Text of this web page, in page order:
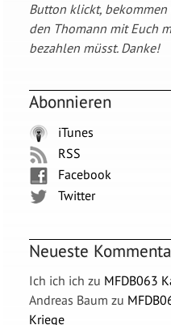
Button klickt, bekommen
den Thomann mit Euch
bezahlen müsst. Danke!
Abonnieren
iTunes
RSS
Facebook
Twitter
Neueste
Ich ich ich zu MFDB063
Andreas Baum zu
Kriege